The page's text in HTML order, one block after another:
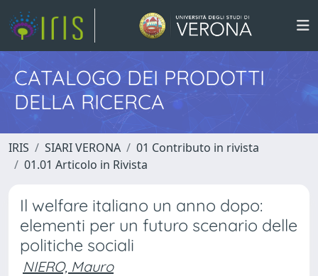
CATALOGO DEI PRODOTTI
DELLA RICERCA
IRIS SIARI VERONA
01 Contributo in rivista
01.01 Articolo in Rivista
Il welfare italiano un anno dopo:
elementi per un futuro scenario delle
politiche sociali
NIERO, Mauro